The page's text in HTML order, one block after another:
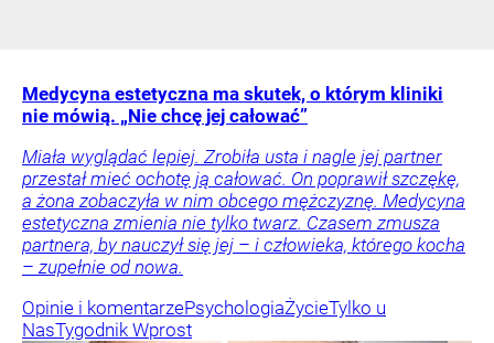
Medycyna estetyczna ma skutek, o którym kliniki
nie mówią. „Nie chcę jej całować”
Miała wyglądać lepiej. Zrobiła usta i nagle jej partner
przestał mieć ochotę ją całować. On poprawił szczękę,
a żona zobaczyła w nim obcego mężczyznę. Medycyna
estetyczna zmienia nie tylko twarz. Czasem zmusza
partnera, by nauczył się jej – i człowieka, którego kocha
– zupełnie od nowa.
Opinie i komentarzePsychologiaŻycieTylko u
NasTygodnik Wprost